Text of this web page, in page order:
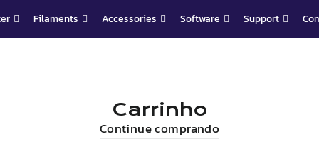
Filaments Accessories Software Support
Carrinho
Continue comprando